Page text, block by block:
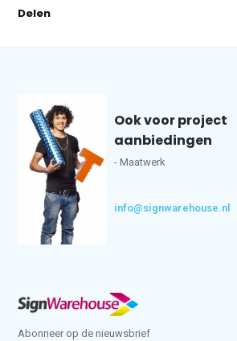
Delen
Ook voor project
aanbiedingen
- Maatwerk
info@signwarehouse.nl
Abonneer op de nieuwsbrief